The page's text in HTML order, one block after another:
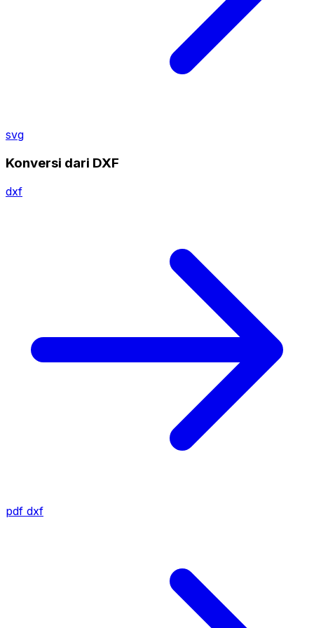
svg
Konversi dari DXF
dxf
pdf dxf